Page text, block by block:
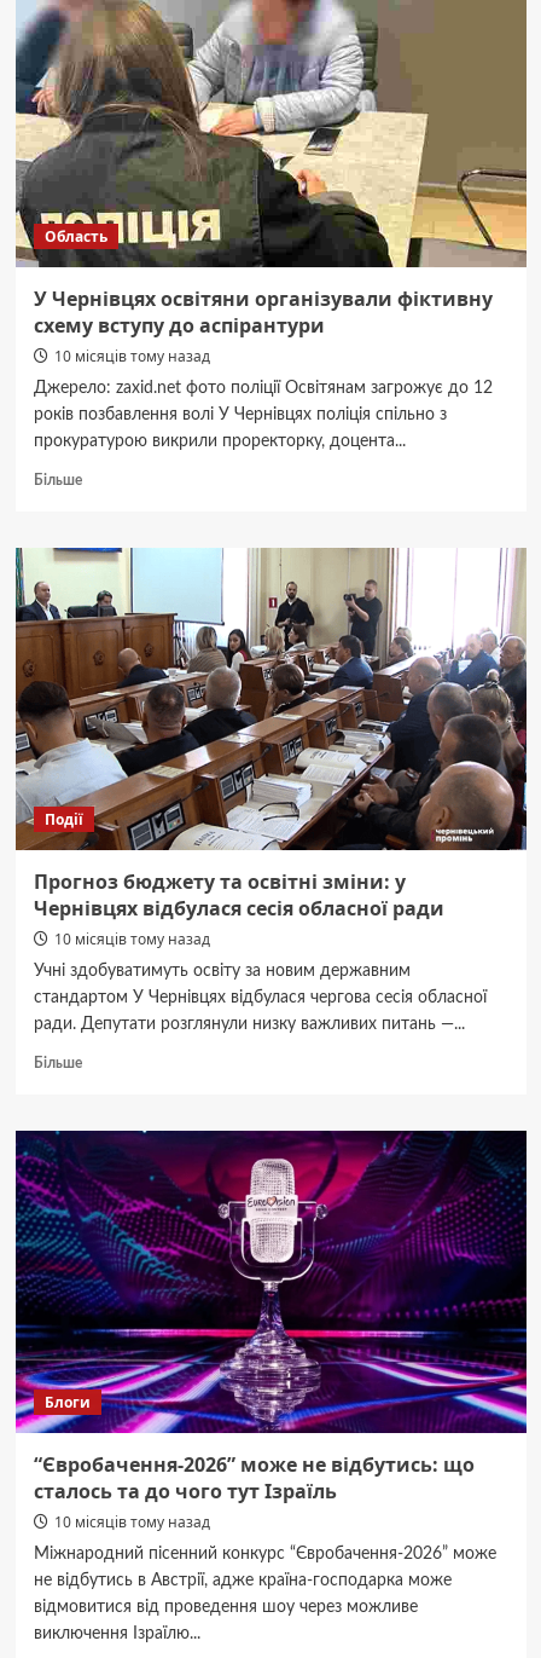
в
серіалі
про
Гаррі
Поттера:
вже
є
перші
кадри
Область
У Чернівцях освітяни організували фіктивну
схему вступу до аспірантури
10 місяців тому назад
Джерело: zaxid.net фото поліції Освітянам загрожує до 12
років позбавлення волі У Чернівцях поліція спільно з
прокуратурою викрили проректорку, доцента...
БільшеДокладніше
Чернівцях
освітяни
організували
фіктивну
схему
вступу
аспірантури
Події
Прогноз бюджету та освітні зміни: у
Чернівцях відбулася сесія обласної ради
10 місяців тому назад
Учні здобуватимуть освіту за новим державним
стандартом У Чернівцях відбулася чергова сесія обласної
ради. Депутати розглянули низку важливих питань —...
БільшеДокладніше
бюджету
освітні
зміни:
у
Чернівцях
відбулася
сесія
обласної
ради
Блоги
“Євробачення-2026” може не відбутись: що
сталось та до чого тут Ізраїль
10 місяців тому назад
Міжнародний пісенний конкурс “Євробачення-2026” може
не відбутись в Австрії, адже країна-господарка може
відмовитися від проведення шоу через можливе
виключення Ізраїлю...